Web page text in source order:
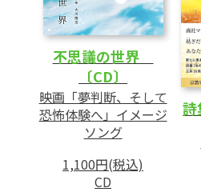
不思議の世界
〔CD〕
映画「夢判断、そして
恐怖体験へ」イメージ
ソング
1,100円(税込)
CD